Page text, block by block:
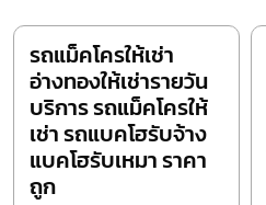
รถแม็คโครให้เช่า
อ่างทองให้เช่ารายวัน
บริการ รถแม็คโครให้
เช่า รถแบคโฮรับจ้าง
แบคโฮรับเหมา ราคา
ถูก